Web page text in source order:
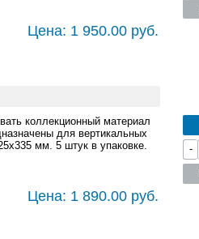
Цена: 1 950.00 руб.
коллекционный материал
для вертикальных
мм. 5 штук в упаковке.
Цена: 1 890.00 руб.
-